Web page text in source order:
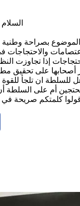
الموضوع بصراحة
والاحتجاجات
إذا تجاوزت
أصحابها على تحقيق
للسلطة ان تلجأ للقوة
أم على السلطة
كلمتكم